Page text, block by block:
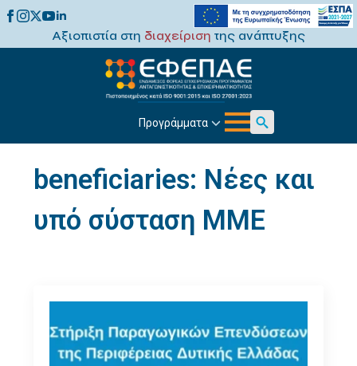
Αξιοπιστία στη διαχείριση της ανάπτυξης
Προγράμματα
Search
beneficiaries: Νέες και
υπό σύσταση ΜΜΕ